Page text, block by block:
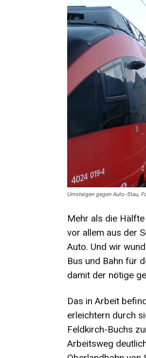
Umsteigen gegen Auto-Stau,
Mehr als die
vor allem aus der
Auto. Und wir
Bus und Bahn für
damit der nötige
Das in Arbeit
erleichtern durch
Feldkirch-Buchs
Arbeitsweg